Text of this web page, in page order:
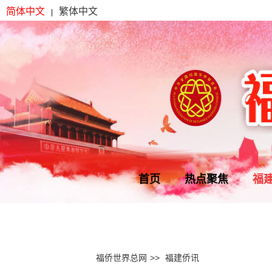
简体中文 繁体中文
首页 热点聚焦 福
福侨世界总网 >> 福建侨讯